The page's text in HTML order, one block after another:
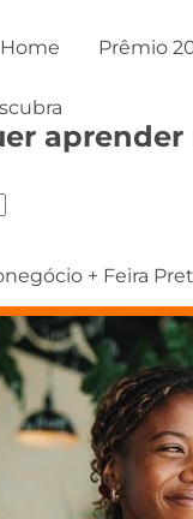
Home Prêmio
aprender
+ Feira